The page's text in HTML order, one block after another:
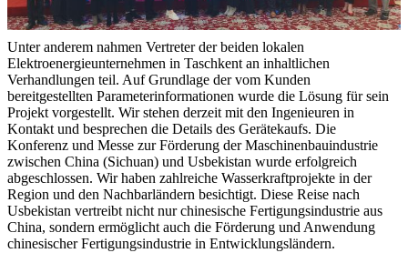
Unter anderem nahmen Vertreter der beiden lokalen
Elektroenergieunternehmen in Taschkent an inhaltlichen
Verhandlungen teil. Auf Grundlage der vom Kunden
bereitgestellten Parameterinformationen wurde die Lösung für sein
Projekt vorgestellt. Wir stehen derzeit mit den Ingenieuren in
Kontakt und besprechen die Details des Gerätekaufs. Die
Konferenz und Messe zur Förderung der Maschinenbauindustrie
zwischen China (Sichuan) und Usbekistan wurde erfolgreich
abgeschlossen. Wir haben zahlreiche Wasserkraftprojekte in der
Region und den Nachbarländern besichtigt. Diese Reise nach
Usbekistan vertreibt nicht nur chinesische Fertigungsindustrie aus
China, sondern ermöglicht auch die Förderung und Anwendung
chinesischer Fertigungsindustrie in Entwicklungsländern.